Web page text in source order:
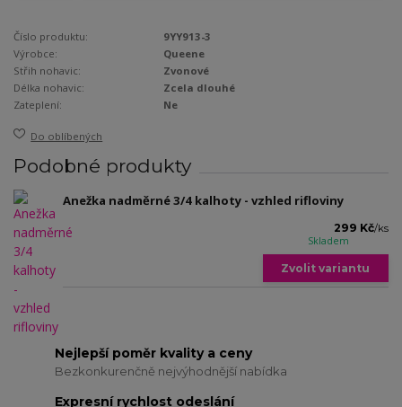
Číslo produktu:
9YY913-3
Výrobce:
Queene
Střih nohavic:
Zvonové
Délka nohavic:
Zcela dlouhé
Zateplení:
Ne
Do oblíbených
Podobné produkty
Anežka nadměrné 3/4 kalhoty - vzhled rifloviny
299 Kč/ks
Skladem
Zvolit variantu
Nejlepší poměr kvality a ceny
Bezkonkurenčně nejvýhodnější nabídka
Expresní rychlost odeslání